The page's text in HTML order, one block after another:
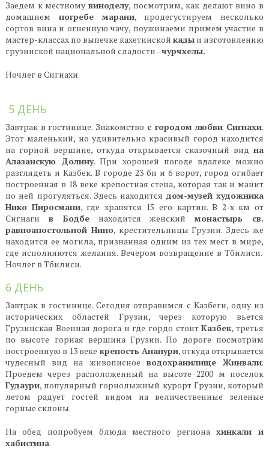
Заедем к местномувиноделу, посмотрим, как делают вино в
домашнем погребе марани, продегустируем несколько
сортов вина и огненную чачу, поужинаеми примем участие в
мастер-классах по выпечке кахетинскойкады и изготовлению
грузинской национальной сладости -чурчхелы.
Ночлег в Сигнахи.
5 ДЕНЬ
Завтрак в гостинице. Знакомство с городом любви Сигнахи.
Этот маленький, но удивительно красивый город находится
на горной вершине, откуда открывается сказочный видна
Алазанскую Долину. При хорошей погоде вдалеке можно
разглядеть и Казбек. В городе 23 би и 6 ворот, город огибает
построенная в 18 веке крепостная стена, которая так и манит
по ней прогуляться. Здесь находится дом-музей художника
Нико Пиросмани, где хранятся 15 его картин. В 2-х км от
Сигнаги в Бодбенаходится женскиймонастырь св.
равноапостольной Нино, крестительницы Грузии. Здесь же
находится ее могила, признанная одним из тех мест в мире,
где исполняются желания. Вечером возвращение в Тбилиси.
Ночлег в Тбилиси.
6 ДЕНЬ
Завтрак в гостинице. Сегодня отправимся с Казбеги, одну из
исторических областей Грузии, через которую вьется
Грузинская Военная дорога и где гордо стоитКазбек, третья
по высоте горная вершина Грузии. По дороге посмотрим
построенную в 13 веке крепость Ананури, откуда открывается
чудесный вид на живописное водохранилище Жинвали.
Проедем через расположенный на высоте 2200 м поселок
Гудаури, популярный горнолыжный курорт Грузии, который
летом радует гостей видом на величественные зеленые
горные склоны.
На обед попробуем блюда местного регионахинкали и
хабисгина.